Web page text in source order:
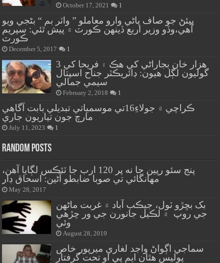
October 17, 2021 1
پيئڻ جو صاف پاڻي وارو معاملو ” واٽر بم “ بڻجي ويو
آهي،وڏو وزير اربع ڏينهن ڪورٽ ۾ پيش ٿئي: سپريم
ڪورٽ
December 5, 2017 1
هزار خان بجاراڻي کي هڪ ۽ فريحا کي 3
گوليون لڳل هيون: ڊائريڪٽر جناح اسپتال
سيمي جمالي
February 2, 2018 1
ڪراچي ۾ جولاءِ16تي موسمياتي تبديلي بابت آگاهي
مارچ جون تياريون جاري
July 11, 2023 1
Random Posts
پنج سئو رپين جا نه پر 120 ارب جا ٽئڪس لڳايا آهن،
مهانگائي تي صوبا ضابطو آڻين: اسحاق ڊار
May 28, 2017
بک بڇڙو ٽول، جيڪب آباد ۾ غربت ماڻهن
جي روپ ۾ لڪيل جانورن جي ور چڙهي
وئي
August 28, 2019
سماجي اڳواڻ واجد لغاري ميرپور خاص
پوليس هٿان ايم پي او تحت گرفتار